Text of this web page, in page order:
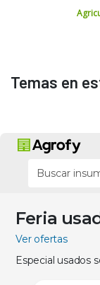
Temas en
Feria
Ver ofertas
Especial usados